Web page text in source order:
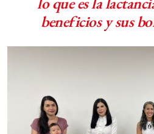
beneficios y sus